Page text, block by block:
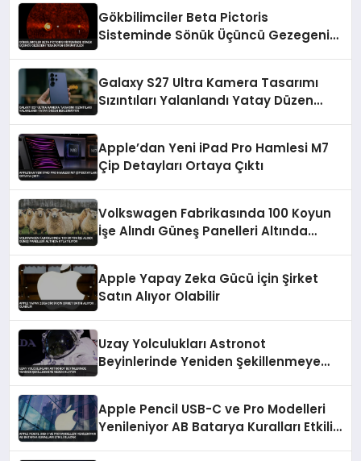
Gökbilimciler Beta Pictoris
Sisteminde Sönük Üçüncü Gezegeni
Galaxy S27 Ultra Kamera Tasarımı
Sızıntıları Yalanlandı Yatay Düzen
Apple’dan Yeni iPad Pro Hamlesi M7
Çip Detayları Ortaya Çıktı
Volkswagen Fabrikasında 100 Koyun
İşe Alındı Güneş Panelleri Altında
Apple Yapay Zeka Gücü İçin Şirket
Satın Alıyor Olabilir
Uzay Yolculukları Astronot
Beyinlerinde Yeniden Şekillenmeye
Apple Pencil USB-C ve Pro Modelleri
Yenileniyor AB Batarya Kuralları Etkili